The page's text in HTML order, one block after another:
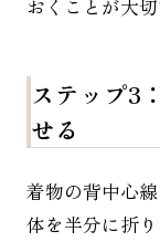
おくことが大切
ステップ3
せる
着物の背中心
体を半分に折